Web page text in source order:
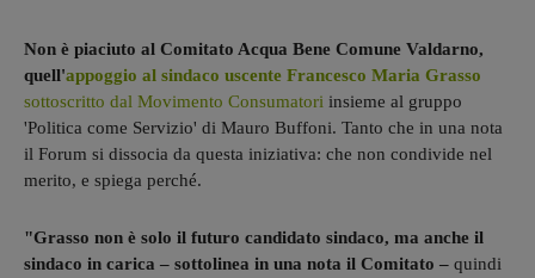
Non è piaciuto al Comitato Acqua Bene Comune Valdarno,
quell'appoggio al sindaco uscente Francesco Maria Grasso
sottoscritto dal Movimento Consumatori insieme al gruppo
'Politica come Servizio' di Mauro Buffoni. Tanto che in una nota
il Forum si dissocia da questa iniziativa: che non condivide nel
merito, e spiega perché.
"Grasso non è solo il futuro candidato sindaco, ma anche il
sindaco in carica – sottolinea in una nota il Comitato – quindi